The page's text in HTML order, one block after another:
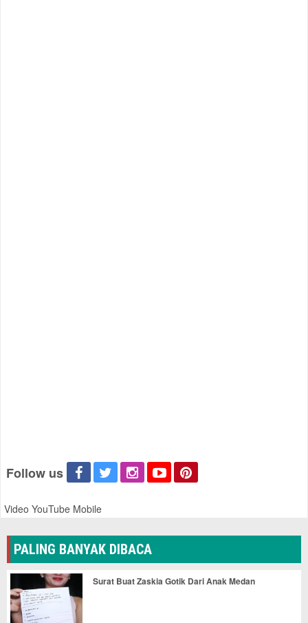
Follow us
Video YouTube Mobile
PALING BANYAK DIBACA
Surat Buat Zaskia Gotik Dari Anak Medan